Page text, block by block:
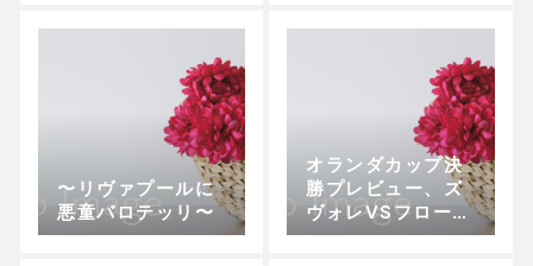
〜リヴァプールに
悪童バロテッリ〜
オランダカップ決
勝プレビュー、ズ
ヴォレVSフローニ
ンヘン～オランダ